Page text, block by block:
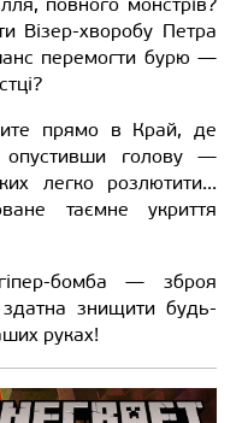
повного монстрів?
Візер-хворобу Петра
перемогти бурю —
прямо в Край, де
опустивши голову —
легко розлютити...
таємне укриття
бомба — зброя
здатна знищити будь-
руках!